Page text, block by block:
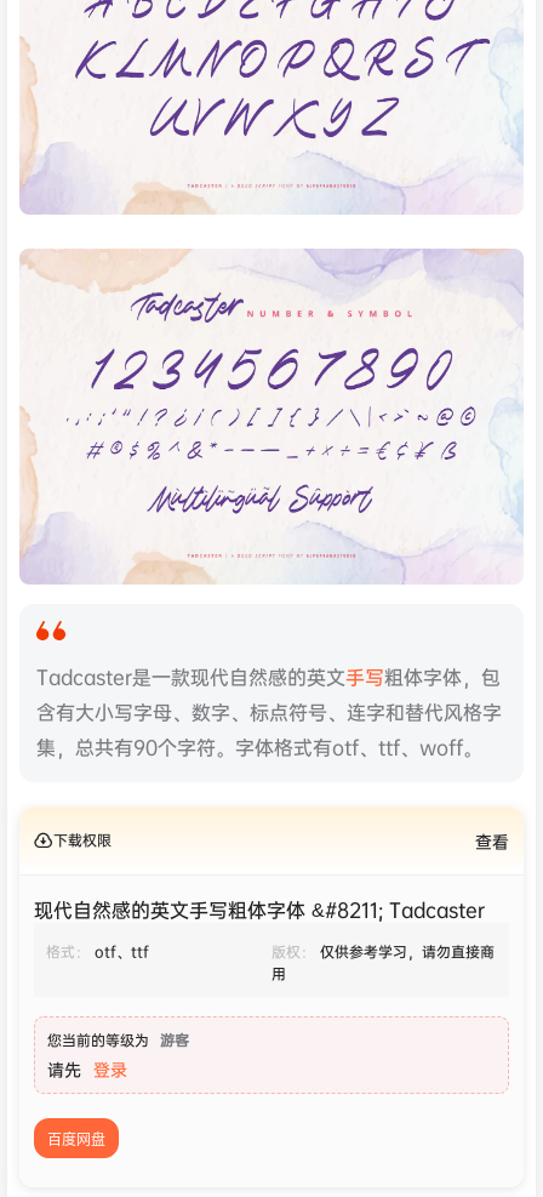
Tadcaster是一款现代自然感的英文手写粗体字体，包
含有大小写字母、数字、标点符号、连字和替代风格字
集，总共有90个字符。字体格式有otf、ttf、woff。
下载权限 查看
现代自然感的英文手写粗体字体 &#8211; Tadcaster
格式： otf、ttf 版权：
仅供参考学习，请勿直接商
用
您当前的等级为 游客
请先 登录
百度网盘